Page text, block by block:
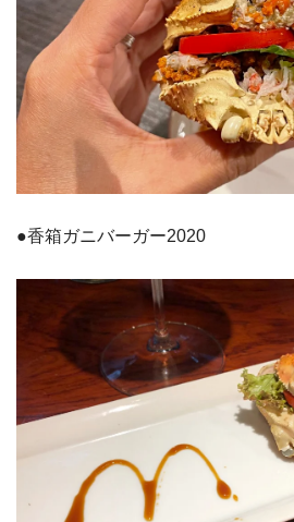
●香箱ガニバーガー2020